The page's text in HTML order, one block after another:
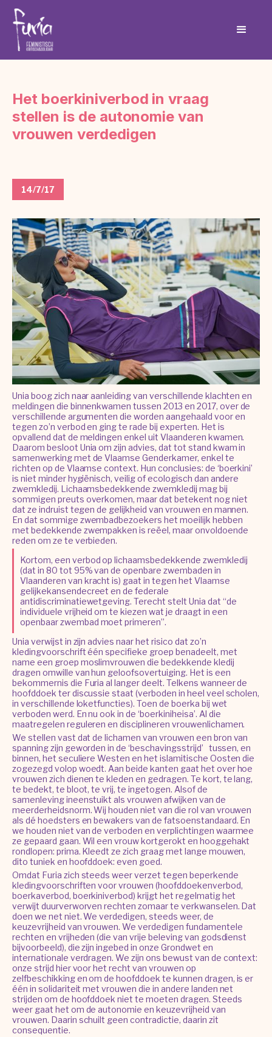
Het boerkiniverbod in vraag
stellen is de autonomie van
vrouwen verdedigen
14/7/17
Unia boog zich naar aanleiding van verschillende klachten en
meldingen die binnenkwamen tussen 2013 en 2017, over de
verschillende argumenten die worden aangehaald voor en
tegen zo’n verbod en ging te rade bij experten. Het is
opvallend dat de meldingen enkel uit Vlaanderen kwamen.
Daarom besloot Unia om zijn advies, dat tot stand kwam in
samenwerking met de Vlaamse Genderkamer, enkel te
richten op de Vlaamse context. Hun conclusies: de ‘boerkini’
is niet minder hygiënisch, veilig of ecologisch dan andere
zwemkledij. Lichaamsbedekkende zwemkledij mag bij
sommigen preuts overkomen, maar dat betekent nog niet
dat ze indruist tegen de gelijkheid van vrouwen en mannen.
En dat sommige zwembadbezoekers het moeilijk hebben
met bedekkende zwempakken is reëel, maar onvoldoende
reden om ze te verbieden.
Kortom, een verbod op lichaamsbedekkende zwemkledij
(dat in 80 tot 95% van de openbare zwembaden in
Vlaanderen van kracht is) gaat in tegen het Vlaamse
gelijkekansendecreet en de federale
antidiscriminatiewetgeving. Terecht stelt Unia dat “de
individuele vrijheid om te kiezen wat je draagt in een
openbaar zwembad moet primeren”.
Unia verwijst in zijn advies naar het risico dat zo’n
kledingvoorschrift één specifieke groep benadeelt, met
name een groep moslimvrouwen die bedekkende kledij
dragen omwille van hun geloofsovertuiging. Het is een
bekommernis die Furia al langer deelt. Telkens wanneer de
hoofddoek ter discussie staat (verboden in heel veel scholen,
in verschillende loketfuncties). Toen de boerka bij wet
verboden werd. En nu ook in de ‘boerkiniheisa’. Al die
maatregelen reguleren en disciplineren vrouwenlichamen.
We stellen vast dat de lichamen van vrouwen een bron van
spanning zijn geworden in de ‘beschavingsstrijd’ tussen, en
binnen, het seculiere Westen en het islamitische Oosten die
zogezegd volop woedt. Aan beide kanten gaat het over hoe
vrouwen zich dienen te kleden en gedragen. Te kort, te lang,
te bedekt, te bloot, te vrij, te ingetogen. Alsof de
samenleving ineenstuikt als vrouwen afwijken van de
meerderheidsnorm. Wij houden niet van die rol van vrouwen
als dé hoedsters en bewakers van de fatsoenstandaard. En
we houden niet van de verboden en verplichtingen waarmee
ze gepaard gaan. Wil een vrouw kortgerokt en hooggehakt
rondlopen: prima. Kleedt ze zich graag met lange mouwen,
dito tuniek en hoofddoek: even goed.
Omdat Furia zich steeds weer verzet tegen beperkende
kledingvoorschriften voor vrouwen (hoofddoekenverbod,
boerkaverbod, boerkiniverbod) krijgt het regelmatig het
verwijt duurverworven rechten zomaar te verkwanselen. Dat
doen we net niet. We verdedigen, steeds weer, de
keuzevrijheid van vrouwen. We verdedigen fundamentele
rechten en vrijheden (die van vrije beleving van godsdienst
bijvoorbeeld), die zijn ingebed in onze Grondwet en
internationale verdragen. We zijn ons bewust van de context:
onze strijd hier voor het recht van vrouwen op
zelfbeschikking en om de hoofddoek te kunnen dragen, is er
één in solidariteit met vrouwen die in andere landen net
strijden om de hoofddoek niet te moeten dragen. Steeds
weer gaat het om de autonomie en keuzevrijheid van
vrouwen. Daarin schuilt geen contradictie, daarin zit
consequentie.